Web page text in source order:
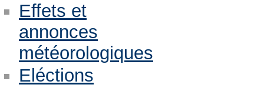
Effets et
annonces
météorologiques
Eléctions